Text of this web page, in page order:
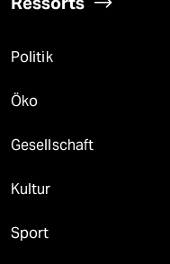
Politik
Öko
Gesellschaft
Kultur
Sport